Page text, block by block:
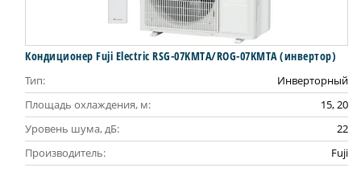
Кондиционер Fuji Electric RSG-07KMTA/ROG-07KMTA (инвертор)
Тип:
Инверторный
Площадь охлаждения, м:
15, 20
Уровень шума, дБ:
22
Производитель:
Fuji